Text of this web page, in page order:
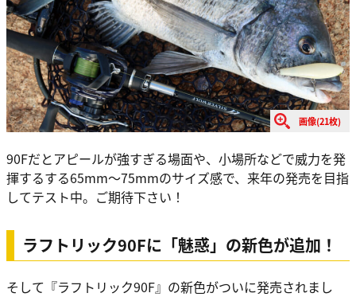
画像(21枚)
90Fだとアピールが強すぎる場面や、小場所などで威力を発
揮するする65mm～75mmのサイズ感で、来年の発売を目指
してテスト中。ご期待下さい！
ラフトリック90Fに「魅惑」の新色が追加！
そして『ラフトリック90F』の新色がついに発売されまし